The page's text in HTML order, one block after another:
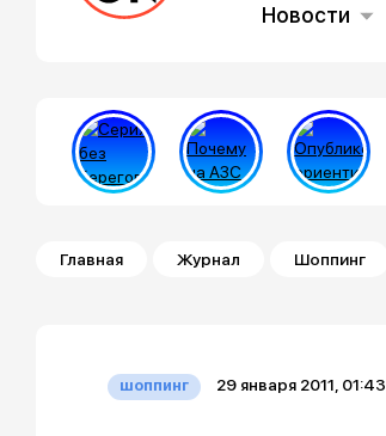
Новости
Строка навигации
Главная Журнал Шоппинг
шоппинг 29 января 2011, 01:43